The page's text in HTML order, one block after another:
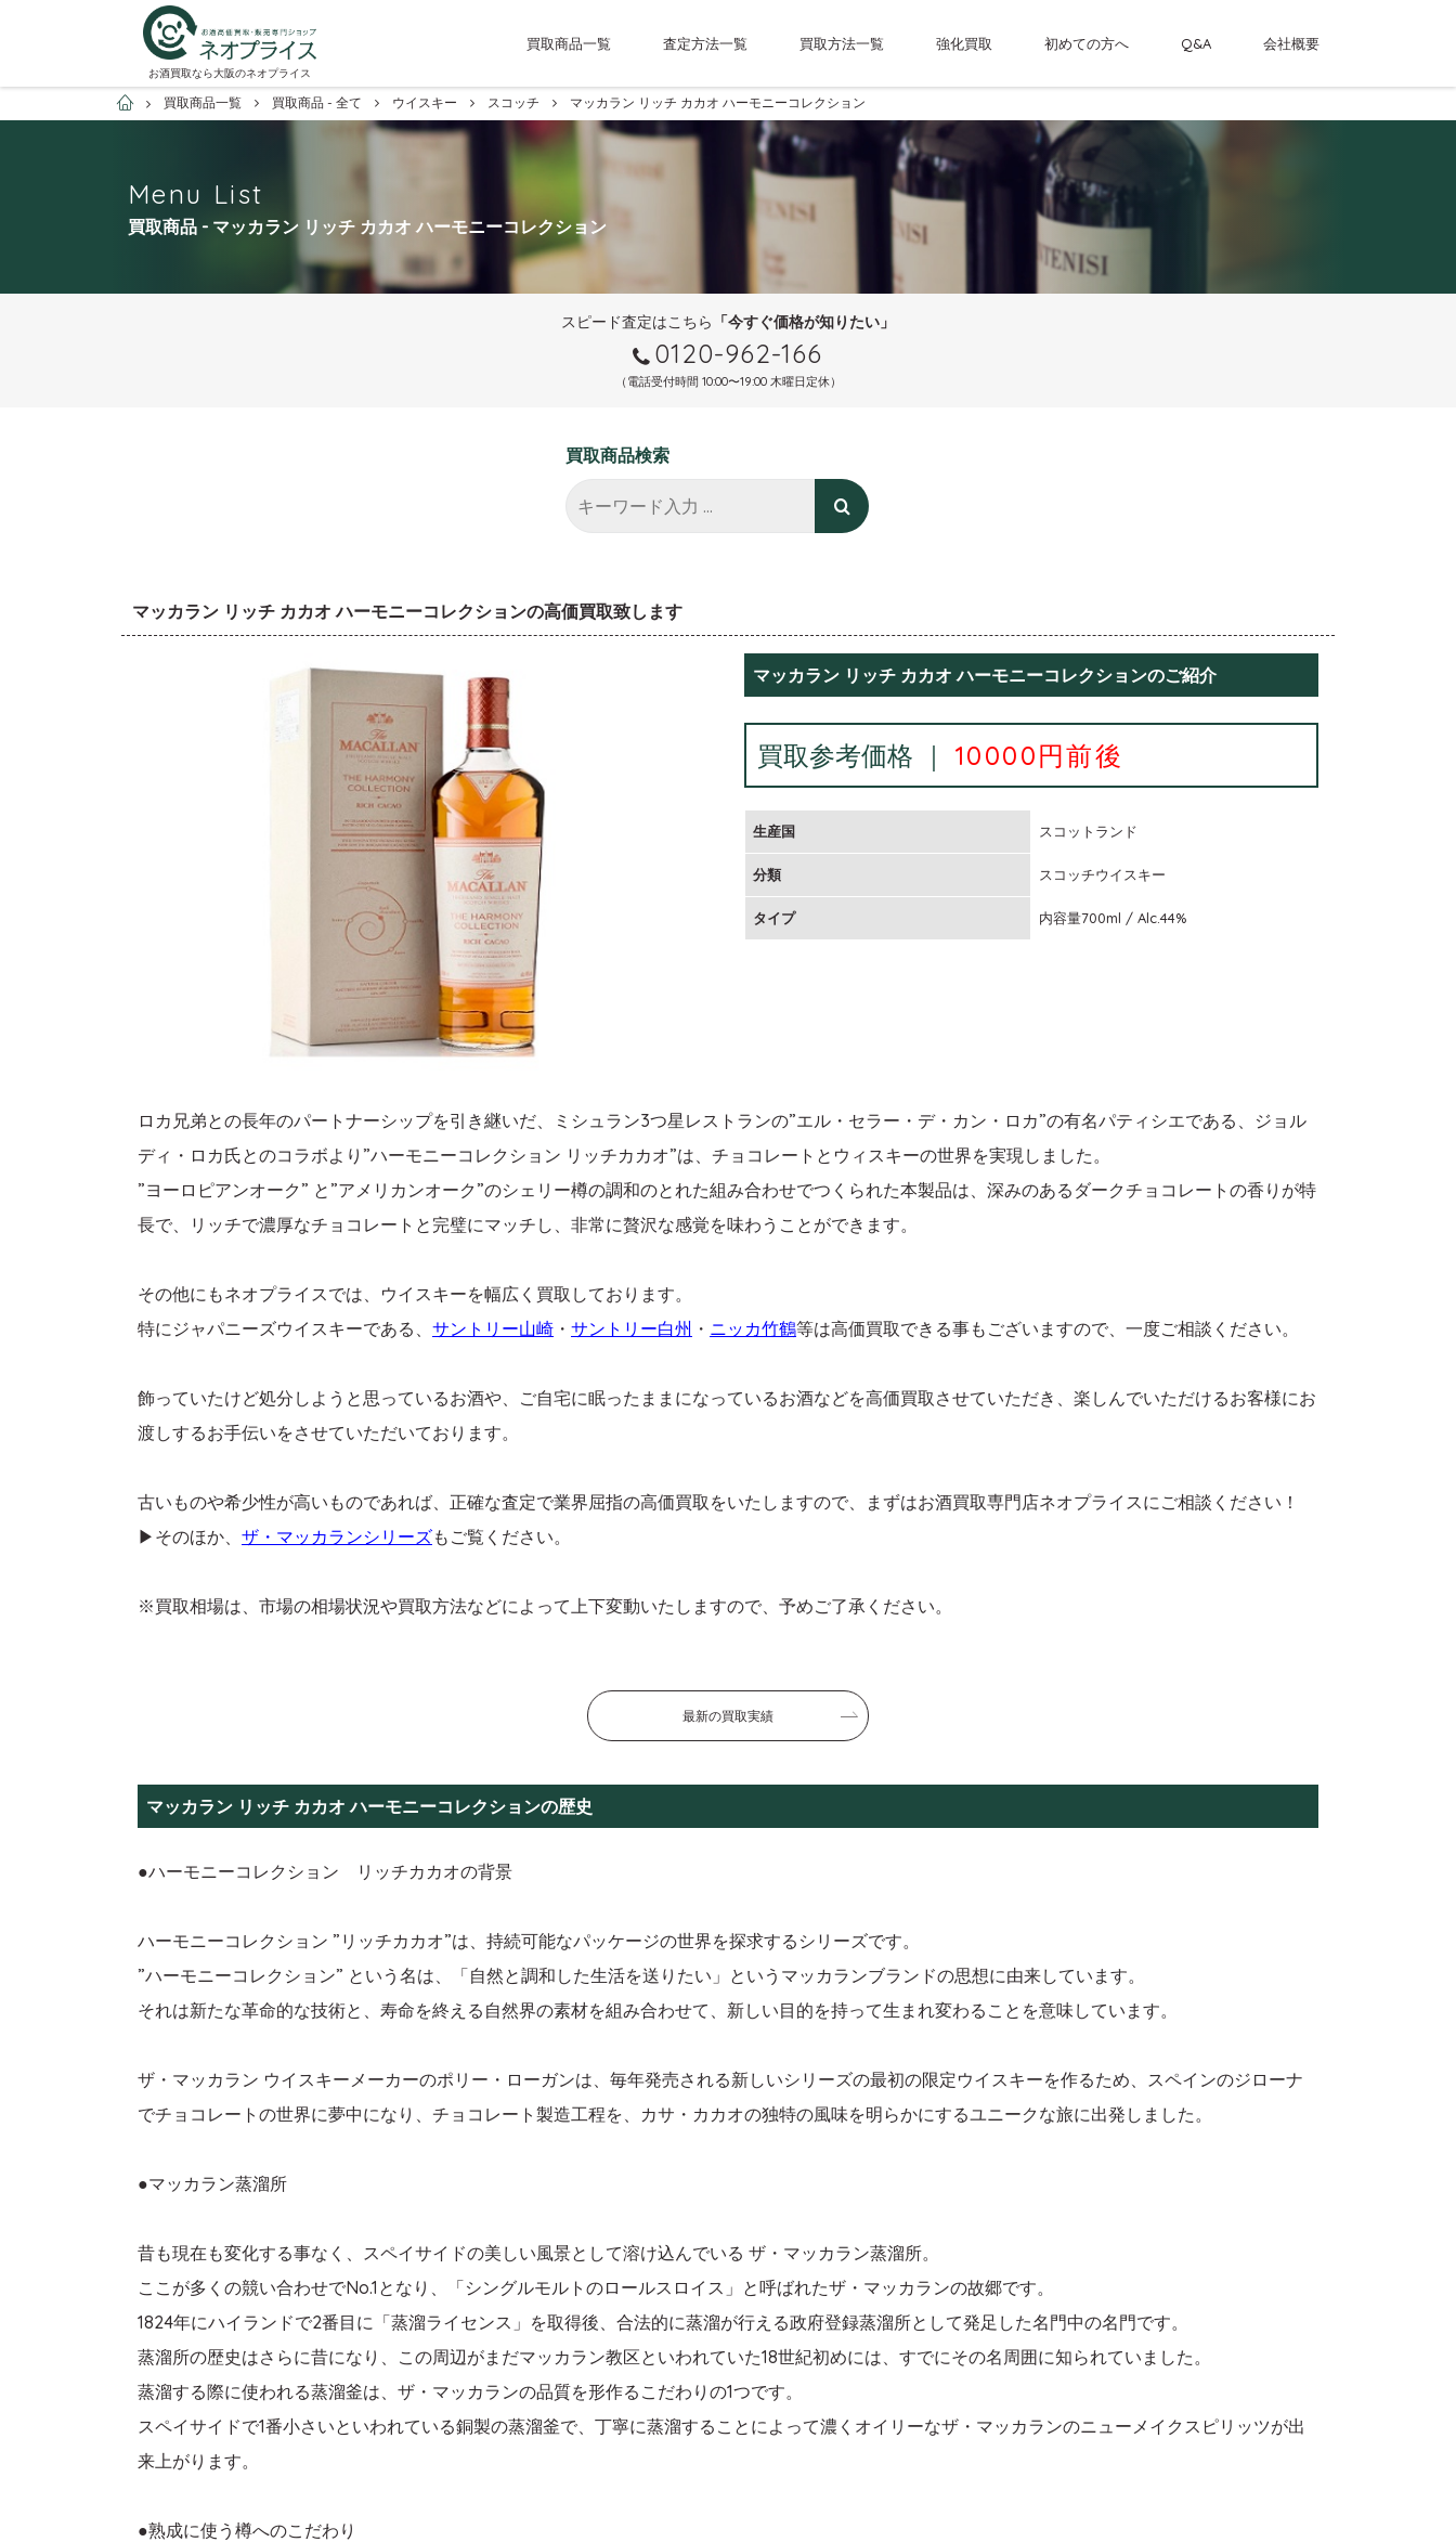
お酒買取なら大阪のネオプライス
買取商品一覧 査定方法一覧 買取方法一覧 強化買取 初めての方へ Q&A 会社概要
お酒買取専門店ネオプライス
買取商品一覧 買取商品 - 全て ウイスキー スコッチ マッカラン リッチ カカオ ハーモニーコレクション
Menu List
買取商品 - マッカラン リッチ カカオ ハーモニーコレクション
スピード査定はこちら 「今すぐ価格が知りたい」
0120-962-166
（電話受付時間 10:00〜19:00 木曜日定休）
買取商品検索
マッカラン リッチ カカオ ハーモニーコレクションの高価買取致します
マッカラン リッチ カカオ ハーモニーコレクションのご紹介
買取参考価格 ｜ 10000円前後
生産国 スコットランド
分類 スコッチウイスキー
タイプ 内容量700ml / Alc.44%
ロカ兄弟との長年のパートナーシップを引き継いだ、ミシュラン3つ星レストランの”エル・セラー・デ・カン・ロカ”の有名パティシエである、ジョル
ディ・ロカ氏とのコラボより”ハーモニーコレクション リッチカカオ”は、チョコレートとウィスキーの世界を実現しました。
”ヨーロピアンオーク” と”アメリカンオーク”のシェリー樽の調和のとれた組み合わせでつくられた本製品は、深みのあるダークチョコレートの香りが特
長で、リッチで濃厚なチョコレートと完璧にマッチし、非常に贅沢な感覚を味わうことができます。
その他にもネオプライスでは、ウイスキーを幅広く買取しております。
特にジャパニーズウイスキーである、 サントリー山崎 ・ サントリー白州 ・ ニッカ竹鶴等は高価買取できる事もございますので、一度ご相談ください。
飾っていたけど処分しようと思っているお酒や、ご自宅に眠ったままになっているお酒などを高価買取させていただき、楽しんでいただけるお客様にお
渡しするお手伝いをさせていただいております。
古いものや希少性が高いものであれば、正確な査定で業界屈指の高価買取をいたしますので、まずはお酒買取専門店ネオプライスにご相談ください！
▶そのほか、 ザ・マッカランシリーズもご覧ください。
※買取相場は、市場の相場状況や買取方法などによって上下変動いたしますので、予めご了承ください。
最新の買取実績
マッカラン リッチ カカオ ハーモニーコレクションの歴史
●ハーモニーコレクション リッチカカオの背景
ハーモニーコレクション ”リッチカカオ”は、持続可能なパッケージの世界を探求するシリーズです。
”ハーモニーコレクション” という名は、「自然と調和した生活を送りたい」というマッカランブランドの思想に由来しています。
それは新たな革命的な技術と、寿命を終える自然界の素材を組み合わせて、新しい目的を持って生まれ変わることを意味しています。
ザ・マッカラン ウイスキーメーカーのポリー・ローガンは、毎年発売される新しいシリーズの最初の限定ウイスキーを作るため、スペインのジローナ
でチョコレートの世界に夢中になり、チョコレート製造工程を、カサ・カカオの独特の風味を明らかにするユニークな旅に出発しました。
●マッカラン蒸溜所
昔も現在も変化する事なく、スペイサイドの美しい風景として溶け込んでいる ザ・マッカラン蒸溜所。
ここが多くの競い合わせでNo.1となり、「シングルモルトのロールスロイス」と呼ばれたザ・マッカランの故郷です。
1824年にハイランドで2番目に「蒸溜ライセンス」を取得後、合法的に蒸溜が行える政府登録蒸溜所として発足した名門中の名門です。
蒸溜所の歴史はさらに昔になり、この周辺がまだマッカラン教区といわれていた18世紀初めには、すでにその名周囲に知られていました。
蒸溜する際に使われる蒸溜釜は、ザ・マッカランの品質を形作るこだわりの1つです。
スペイサイドで1番小さいといわれている銅製の蒸溜釜で、丁寧に蒸溜することによって濃くオイリーなザ・マッカランのニューメイクスピリッツが出
来上がります。
●熟成に使う樽へのこだわり